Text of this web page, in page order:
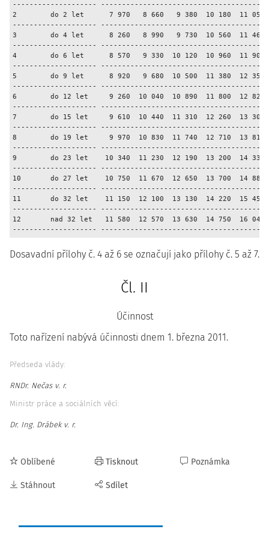
--------------------
2        do 2 let      7 970   8 660   9 380  10 180  11 050
--------------------
3        do 4 let      8 260   8 990   9 730  10 560  11 460
--------------------
4        do 6 let      8 570   9 330  10 120  10 960  11 900
--------------------
5        do 9 let      8 920   9 680  10 500  11 380  12 350
--------------------
6        do 12 let     9 260  10 040  10 890  11 800  12 820
--------------------
7        do 15 let     9 610  10 440  11 310  12 260  13 300
--------------------
8        do 19 let     9 970  10 830  11 740  12 710  13 810
--------------------
9        do 23 let    10 340  11 230  12 190  13 200  14 330
--------------------
10       do 27 let    10 750  11 670  12 650  13 700  14 880
--------------------
11       do 32 let    11 150  12 100  13 130  14 220  15 450
--------------------
12       nad 32 let   11 580  12 570  13 630  14 750  16 040
Dosavadní přílohy č. 4 až 6 se označují jako přílohy č. 5 až 7.
Čl. II
Účinnost
Toto nařízení nabývá účinnosti dnem 1. března 2011.
Předseda vlády:
RNDr. Nečas v. r.
Ministr práce a sociálních věcí:
Dr. Ing. Drábek v. r.
Oblíbené
Stáhnout
Tisknout
Sdílet
Poznámka